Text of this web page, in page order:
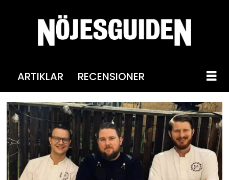
ARTIKLAR RECENSIONER